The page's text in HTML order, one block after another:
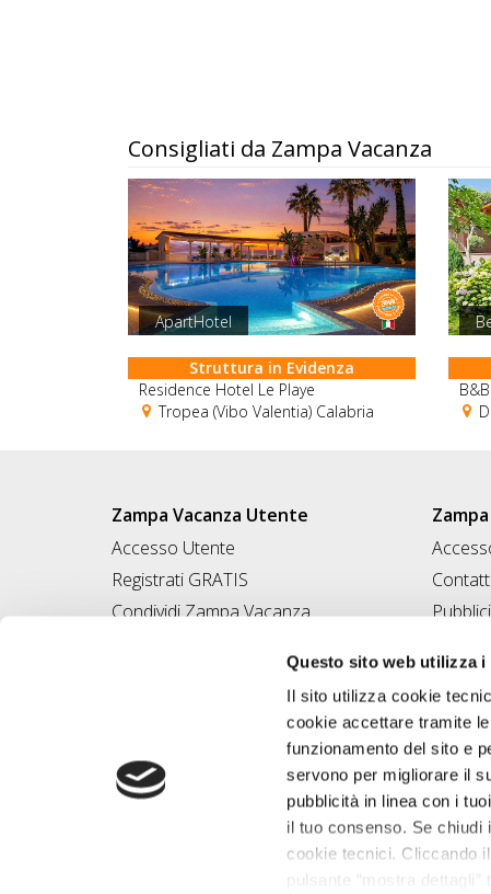
Questo sito web utilizza i
Il sito utilizza cookie
cookie accettare tramite
funzionamento del sito e
servono per migliorare il
pubblicità in linea con i
il tuo consenso. Se chiudi
cookie tecnici. Cliccando
pulsante “mostra
Consigliati da Zampa Vacanza
ApartHotel
Struttura in Evidenza
Residence Hotel Le Playe
Tropea (Vibo Valentia) Calabria
Zampa Vacanza Utente
Accesso Utente
Registrati GRATIS
Condividi Zampa Vacanza